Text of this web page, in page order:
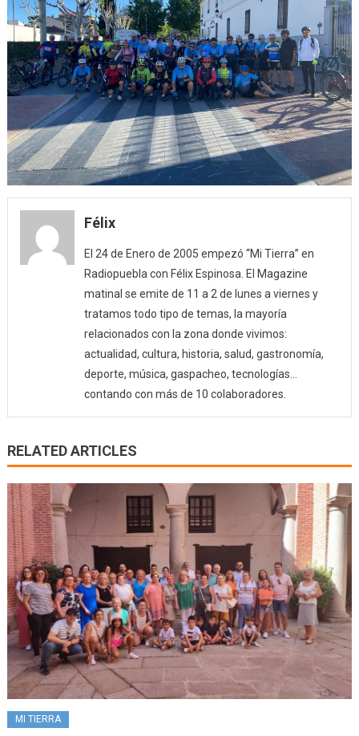
Félix
El 24 de Enero de 2005 empezó “Mi Tierra” en
Radiopuebla con Félix Espinosa. El Magazine
matinal se emite de 11 a 2 de lunes a viernes y
tratamos todo tipo de temas, la mayoría
relacionados con la zona donde vivimos:
actualidad, cultura, historia, salud, gastronomía,
deporte, música, gaspacheo, tecnologías…
contando con más de 10 colaboradores.
RELATED ARTICLES
MI TIERRA